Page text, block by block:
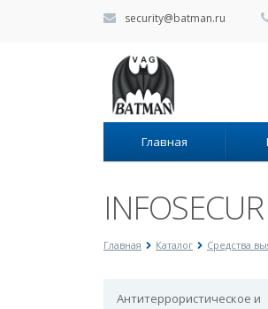
security@batman.ru
Главная
INFOSECUR
Главная Каталог Средства
Антитеррористическое и